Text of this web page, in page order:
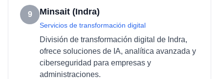
9 Minsait (Indra)
Servicios de transformación digital
División de transformación digital de Indra,
ofrece soluciones de IA, analítica avanzada y
ciberseguridad para empresas y
administraciones.